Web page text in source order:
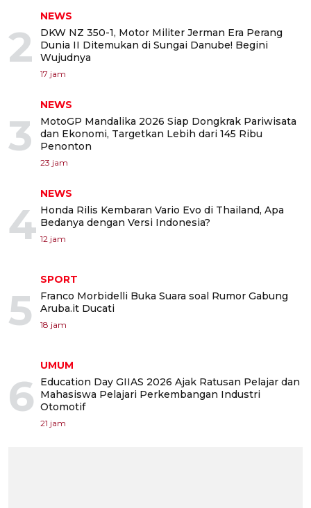
2
NEWS
DKW NZ 350-1, Motor Militer Jerman Era Perang
Dunia II Ditemukan di Sungai Danube! Begini
Wujudnya
17 jam
3
NEWS
MotoGP Mandalika 2026 Siap Dongkrak Pariwisata
dan Ekonomi, Targetkan Lebih dari 145 Ribu
Penonton
23 jam
4
NEWS
Honda Rilis Kembaran Vario Evo di Thailand, Apa
Bedanya dengan Versi Indonesia?
12 jam
5
SPORT
Franco Morbidelli Buka Suara soal Rumor Gabung
Aruba.it Ducati
18 jam
6
UMUM
Education Day GIIAS 2026 Ajak Ratusan Pelajar dan
Mahasiswa Pelajari Perkembangan Industri
Otomotif
21 jam